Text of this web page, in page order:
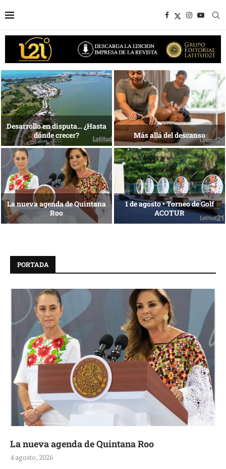
1 al 28 de agosto •
Fundación Isleña
Energía que Impulsa la
competitividad
Reconocimiento de viajeros La esencia del servicio
PORTADA
La nueva agenda de Quintana Roo
4 agosto, 2026